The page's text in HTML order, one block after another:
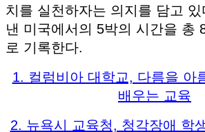
치를 실천하자는 의지를 담고
낸 미국에서의 5박의 시간을 총
로 기록한다.
1. 컬럼비아 대학교, 다름을 아
배우는 교육
2. 뉴욕시 교육청, 청각장애 학